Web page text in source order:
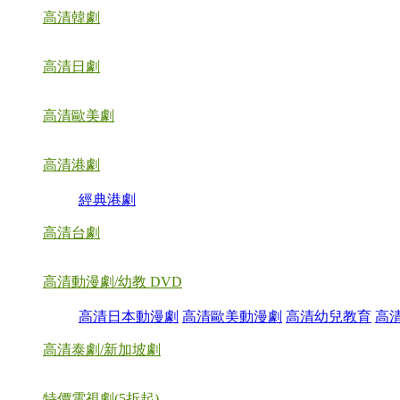
高清韓劇
高清日劇
高清歐美劇
高清港劇
經典港劇
高清台劇
高清動漫劇/幼教 DVD
高清日本動漫劇 高清歐美動漫劇 高清幼兒教育 高
高清泰劇/新加坡劇